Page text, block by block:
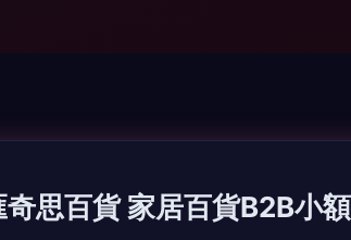
奇思百貨 家居百貨B2B小